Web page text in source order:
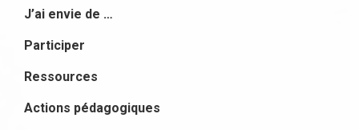
J’ai envie de …
Participer
Ressources
Actions pédagogiques